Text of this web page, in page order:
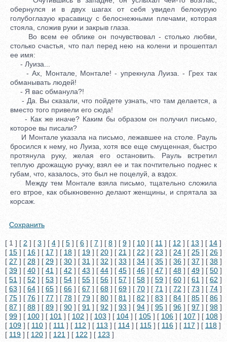
обернулся и в двух шагах от себя увидел белокурую
голубоглазую красавицу с белоснежными плечами, которая
стояла, сложив руки и закрыв глаза.
Во всем ее облике он почувствовал - столько любви,
столько счастья, что пал перед нею на колени и прошептал
ее имя:
- Луиза...
- Ах, Монтале, Монтале! - упрекнула Луиза. - Грех так
обманывать людей!
- Я вас обманула?!
- Да. Вы сказали, что пойдете узнать, что там делается, а
вместо того привели его сюда!
- Как же иначе? Каким бы образом он получил письмо,
которое вы писали?
И Монтале указала на письмо, лежавшее на столе. Рауль
бросился к нему, но Луиза, хотя все еще смущенная, быстро
протянула руку, желая его остановить. Рауль встретил
теплую дрожащую ручку, взял ее и так почтительно поднес к
губам, что, казалось, это был не поцелуй, а вздох.
Между тем Монтале взяла письмо, тщательно сложила
его втрое, как обыкновенно делают женщины, и спрятала за
корсаж.
Сохранить
[ 1 ] [ 2 ] [ 3 ] [ 4 ] [ 5 ] [ 6 ] [ 7 ] [ 8 ] [ 9 ] [ 10 ] [ 11 ] [ 12 ] [ 13 ] [ 14 ]
[ 15 ] [ 16 ] [ 17 ] [ 18 ] [ 19 ] [ 20 ] [ 21 ] [ 22 ] [ 23 ] [ 24 ] [ 25 ] [ 26 ]
[ 27 ] [ 28 ] [ 29 ] [ 30 ] [ 31 ] [ 32 ] [ 33 ] [ 34 ] [ 35 ] [ 36 ] [ 37 ] [ 38 ]
[ 39 ] [ 40 ] [ 41 ] [ 42 ] [ 43 ] [ 44 ] [ 45 ] [ 46 ] [ 47 ] [ 48 ] [ 49 ] [ 50 ]
[ 51 ] [ 52 ] [ 53 ] [ 54 ] [ 55 ] [ 56 ] [ 57 ] [ 58 ] [ 59 ] [ 60 ] [ 61 ] [ 62 ]
[ 63 ] [ 64 ] [ 65 ] [ 66 ] [ 67 ] [ 68 ] [ 69 ] [ 70 ] [ 71 ] [ 72 ] [ 73 ] [ 74 ]
[ 75 ] [ 76 ] [ 77 ] [ 78 ] [ 79 ] [ 80 ] [ 81 ] [ 82 ] [ 83 ] [ 84 ] [ 85 ] [ 86 ]
[ 87 ] [ 88 ] [ 89 ] [ 90 ] [ 91 ] [ 92 ] [ 93 ] [ 94 ] [ 95 ] [ 96 ] [ 97 ] [ 98 ]
[ 99 ] [ 100 ] [ 101 ] [ 102 ] [ 103 ] [ 104 ] [ 105 ] [ 106 ] [ 107 ] [ 108 ]
[ 109 ] [ 110 ] [ 111 ] [ 112 ] [ 113 ] [ 114 ] [ 115 ] [ 116 ] [ 117 ] [ 118 ]
[ 119 ] [ 120 ] [ 121 ] [ 122 ] [ 123 ]